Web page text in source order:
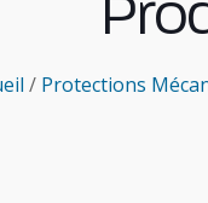
/ Protections